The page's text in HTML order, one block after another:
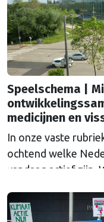
Speelschema |
medicijnen en
In onze vaste
ochtend welke
vandaag actief zijn.
agenda?